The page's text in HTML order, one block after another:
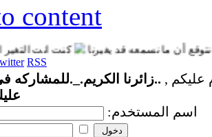
content
ما نسمعه قد يغيرنا كنت انت التغير الذي
RSS
عليكم , ..زائرنا الكريم._.للمشاركه
اسم المستخدم: